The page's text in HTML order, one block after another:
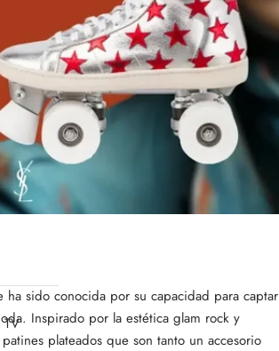
TV
ha sido conocida por su capacidad para captar
Inspirado por la estética glam rock y
plateados que son tanto un accesorio